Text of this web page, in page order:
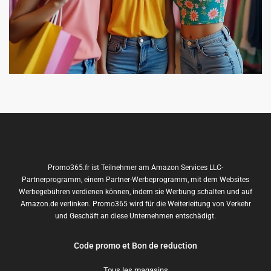
Promo365.fr ist Teilnehmer am Amazon Services LLC-
Partnerprogramm, einem Partner-Werbeprogramm, mit dem Websites
Werbegebühren verdienen können, indem sie Werbung schalten und auf
Amazon.de verlinken. Promo365 wird für die Weiterleitung von Verkehr
und Geschäft an diese Unternehmen entschädigt.
Code promo et Bon de reduction